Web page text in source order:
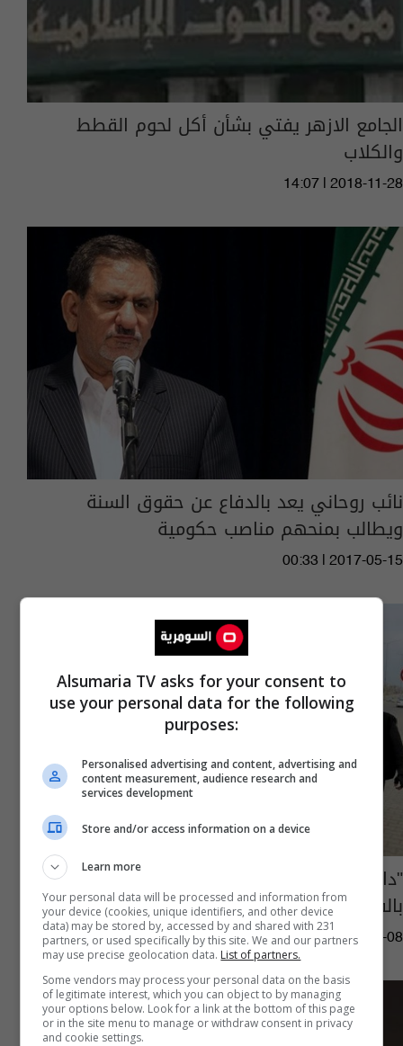
الجامع الازهر يفتي بشأن أكل لحوم القطط
والكلاب
14:07 | 2018-11-28
نائب روحاني يعد بالدفاع عن حقوق السنة
ويطالب بمنحهم مناصب حكومية
00:33 | 2017-05-15
"داعش" يهدد بمعاقبة خطيب جامع الحضرة
بالفلوجة في حال القائه خطبة الجمعة المقبلة
03:03 | 2014-10-08
Alsumaria TV asks for your consent to
use your personal data for the following
purposes:
Personalised advertising and content, advertising and
content measurement, audience research and
services development
Store and/or access information on a device
Learn more
Your personal data will be processed and information from
your device (cookies, unique identifiers, and other device
data) may be stored by, accessed by and shared with 231
partners, or used specifically by this site. We and our partners
may use precise geolocation data. List of partners.
Some vendors may process your personal data on the basis
of legitimate interest, which you can object to by managing
your options below. Look for a link at the bottom of this page
or in the site menu to manage or withdraw consent in privacy
and cookie settings.